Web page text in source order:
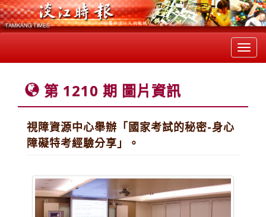
第 1210 期 圖片資訊
視障資源中心舉辦「國家考試的秘密-身心
障礙特考經驗分享」。